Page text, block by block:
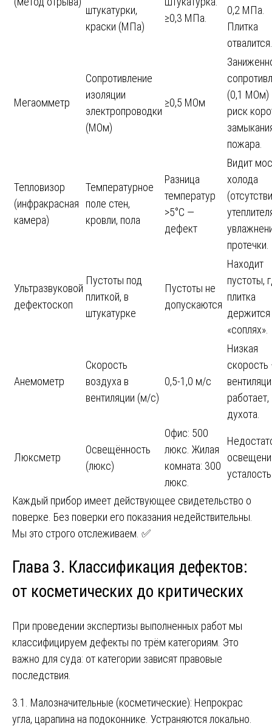
штукатурки,
краски (МПа)
≥0,3 МПа.
0,2 МПа.
Плитка
отвалится.
Мегаомметр
Сопротивление
изоляции
электропроводки
(МОм)
≥0,5 МОм
(0,1
риск
пожара.
Тепловизор
(инфракрасная
камера)
Температурное
поле стен,
кровли, пола
Разница
температур
>5°C —
дефект
Видит
холода
протечки.
Ультразвуковой
дефектоскоп
Пустоты под
плиткой, в
штукатурке
Пустоты не
допускаются
Находит
пустоты,
плитка
держится
«соплях».
Анемометр
Скорость
воздуха в
вентиляции (м/с)
0,5-1,0 м/с
Низкая
работает,
духота.
Люксметр
Освещённость
(люкс)
Офис: 500
люкс. Жилая
комната: 300
люкс.
Каждый прибор имеет действующее свидетельство о
поверке. Без поверки его показания недействительны.
Мы это строго отслеживаем. ✅
Глава 3. Классификация дефектов:
от косметических до критических
При проведении экспертизы выполненных работ мы
классифицируем дефекты по трём категориям. Это
важно для суда: от категории зависят правовые
последствия.
3.1. Малозначительные (косметические): Непрокрас
угла, царапина на подоконнике. Устраняются локально.